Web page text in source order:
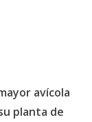
avícola
planta de